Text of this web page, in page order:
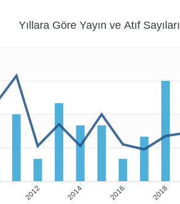
2012 2014 2016 2018
Yıllara Göre Yayın ve Atıf Sayıları